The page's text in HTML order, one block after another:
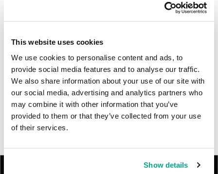
This website uses cookies
We use cookies to personalise content and ads, to
provide social media features and to analyse our traffic.
We also share information about your use of our site with
our social media, advertising and analytics partners who
may combine it with other information that you’ve
provided to them or that they’ve collected from your use
of their services.
Show details
Kaspersky proporciona información sobre la actividad y los TTPs
América Latina.
Tácticas, técnicas y procedimientos (TTPs) de los grupos de
APT asiáticos modernos
MosaicRegressor: acechando en las sombras de UEFI
RevengeHotels: cibercrimen dirigido a recepciones de hotel